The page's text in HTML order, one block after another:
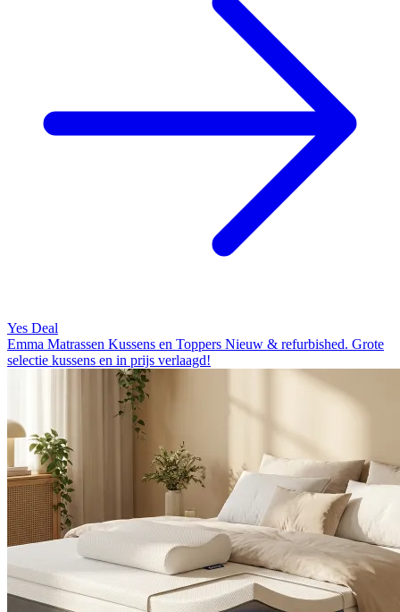
Yes Deal
Emma Matrassen Kussens en Toppers Nieuw & refurbished. Grote
selectie kussens en in prijs verlaagd!